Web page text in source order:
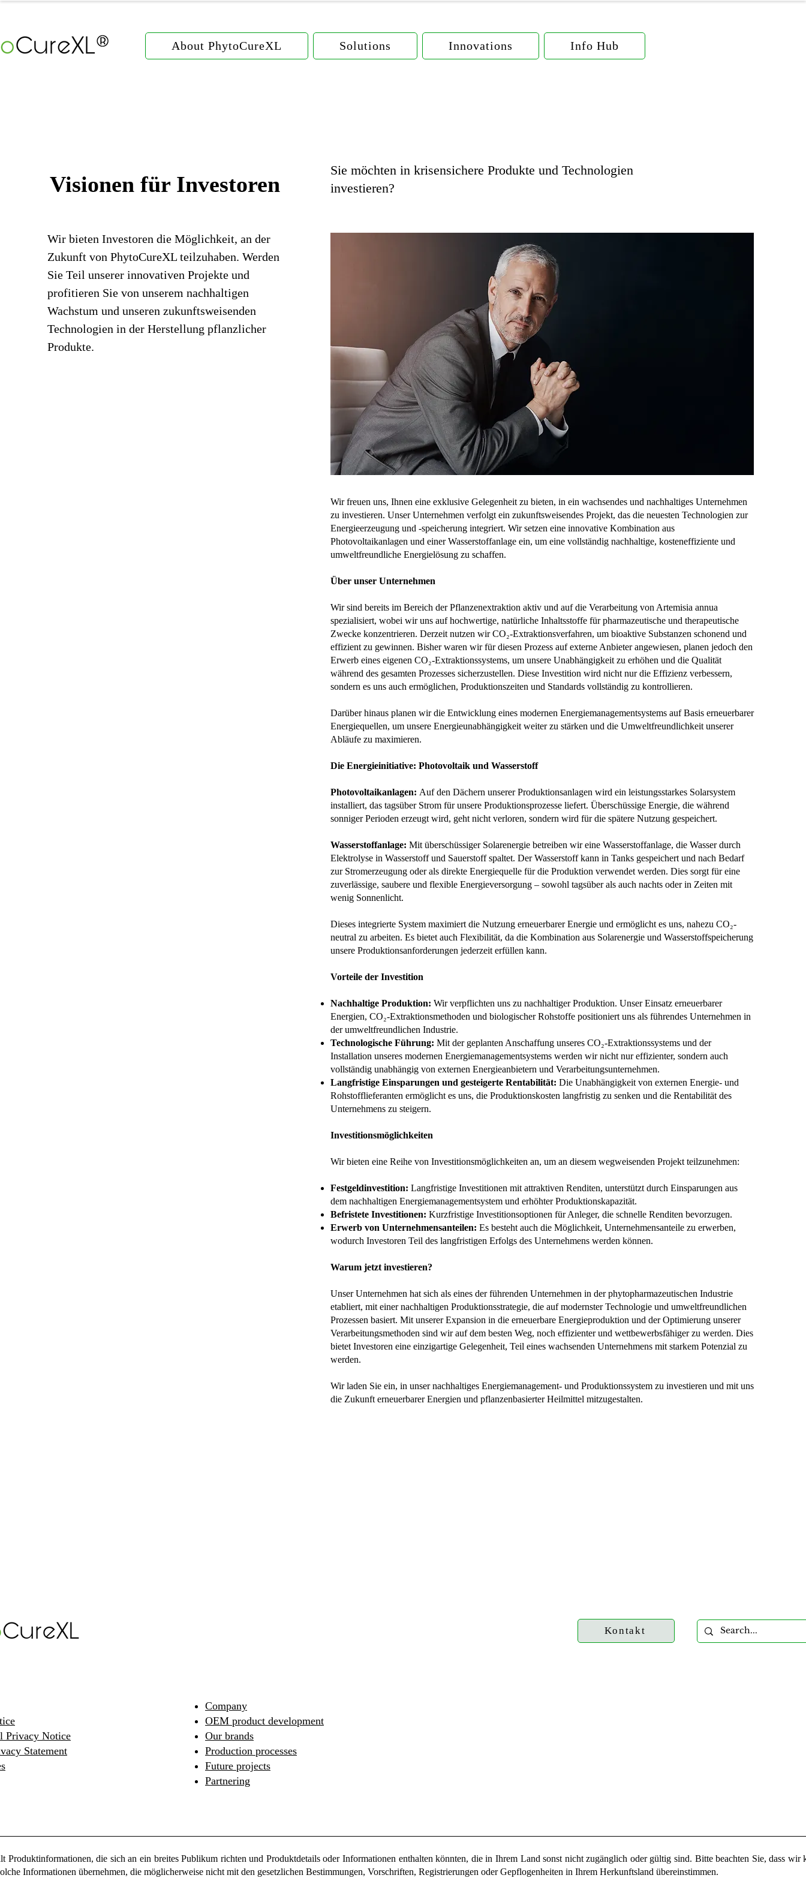
About PhytoCureXL Solutions Innovations Info Hub
Visionen für Investoren
Wir bieten Investoren die Möglichkeit, an der
Zukunft von PhytoCureXL teilzuhaben. Werden
Sie Teil unserer innovativen Projekte und
profitieren Sie von unserem nachhaltigen
Wachstum und unseren zukunftsweisenden
Technologien in der Herstellung pflanzlicher
Produkte.
Sie möchten in krisensichere Produkte und Technologien
investieren?
Wir freuen uns, Ihnen eine exklusive Gelegenheit zu bieten, in ein wachsendes und nachhaltiges Unternehmen
zu investieren. Unser Unternehmen verfolgt ein zukunftsweisendes Projekt, das die neuesten Technologien zur
Energieerzeugung und -speicherung integriert. Wir setzen eine innovative Kombination aus
Photovoltaikanlagen und einer Wasserstoffanlage ein, um eine vollständig nachhaltige, kosteneffiziente und
umweltfreundliche Energielösung zu schaffen.
Über unser Unternehmen
Wir sind bereits im Bereich der Pflanzenextraktion aktiv und auf die Verarbeitung von Artemisia annua
spezialisiert, wobei wir uns auf hochwertige, natürliche Inhaltsstoffe für pharmazeutische und therapeutische
Zwecke konzentrieren. Derzeit nutzen wir CO₂-Extraktionsverfahren, um bioaktive Substanzen schonend und
effizient zu gewinnen. Bisher waren wir für diesen Prozess auf externe Anbieter angewiesen, planen jedoch den
Erwerb eines eigenen CO₂-Extraktionssystems, um unsere Unabhängigkeit zu erhöhen und die Qualität
während des gesamten Prozesses sicherzustellen. Diese Investition wird nicht nur die Effizienz verbessern,
sondern es uns auch ermöglichen, Produktionszeiten und Standards vollständig zu kontrollieren.
Darüber hinaus planen wir die Entwicklung eines modernen Energiemanagementsystems auf Basis erneuerbarer
Energiequellen, um unsere Energieunabhängigkeit weiter zu stärken und die Umweltfreundlichkeit unserer
Abläufe zu maximieren.
Die Energieinitiative: Photovoltaik und Wasserstoff
Photovoltaikanlagen: Auf den Dächern unserer Produktionsanlagen wird ein leistungsstarkes Solarsystem
installiert, das tagsüber Strom für unsere Produktionsprozesse liefert. Überschüssige Energie, die während
sonniger Perioden erzeugt wird, geht nicht verloren, sondern wird für die spätere Nutzung gespeichert.
Wasserstoffanlage: Mit überschüssiger Solarenergie betreiben wir eine Wasserstoffanlage, die Wasser durch
Elektrolyse in Wasserstoff und Sauerstoff spaltet. Der Wasserstoff kann in Tanks gespeichert und nach Bedarf
zur Stromerzeugung oder als direkte Energiequelle für die Produktion verwendet werden. Dies sorgt für eine
zuverlässige, saubere und flexible Energieversorgung – sowohl tagsüber als auch nachts oder in Zeiten mit
wenig Sonnenlicht.
Dieses integrierte System maximiert die Nutzung erneuerbarer Energie und ermöglicht es uns, nahezu CO₂-
neutral zu arbeiten. Es bietet auch Flexibilität, da die Kombination aus Solarenergie und Wasserstoffspeicherung
unsere Produktionsanforderungen jederzeit erfüllen kann.
Vorteile der Investition
Nachhaltige Produktion: Wir verpflichten uns zu nachhaltiger Produktion. Unser Einsatz erneuerbarer
Energien, CO₂-Extraktionsmethoden und biologischer Rohstoffe positioniert uns als führendes Unternehmen in
der umweltfreundlichen Industrie.
Technologische Führung: Mit der geplanten Anschaffung unseres CO₂-Extraktionssystems und der
Installation unseres modernen Energiemanagementsystems werden wir nicht nur effizienter, sondern auch
vollständig unabhängig von externen Energieanbietern und Verarbeitungsunternehmen.
Langfristige Einsparungen und gesteigerte Rentabilität: Die Unabhängigkeit von externen Energie- und
Rohstofflieferanten ermöglicht es uns, die Produktionskosten langfristig zu senken und die Rentabilität des
Unternehmens zu steigern.
Investitionsmöglichkeiten
Wir bieten eine Reihe von Investitionsmöglichkeiten an, um an diesem wegweisenden Projekt teilzunehmen:
Festgeldinvestition: Langfristige Investitionen mit attraktiven Renditen, unterstützt durch Einsparungen aus
dem nachhaltigen Energiemanagementsystem und erhöhter Produktionskapazität.
Befristete Investitionen: Kurzfristige Investitionsoptionen für Anleger, die schnelle Renditen bevorzugen.
Erwerb von Unternehmensanteilen: Es besteht auch die Möglichkeit, Unternehmensanteile zu erwerben,
wodurch Investoren Teil des langfristigen Erfolgs des Unternehmens werden können.
Warum jetzt investieren?
Unser Unternehmen hat sich als eines der führenden Unternehmen in der phytopharmazeutischen Industrie
etabliert, mit einer nachhaltigen Produktionsstrategie, die auf modernster Technologie und umweltfreundlichen
Prozessen basiert. Mit unserer Expansion in die erneuerbare Energieproduktion und der Optimierung unserer
Verarbeitungsmethoden sind wir auf dem besten Weg, noch effizienter und wettbewerbsfähiger zu werden. Dies
bietet Investoren eine einzigartige Gelegenheit, Teil eines wachsenden Unternehmens mit starkem Potenzial zu
werden.
Wir laden Sie ein, in unser nachhaltiges Energiemanagement- und Produktionssystem zu investieren und mit uns
die Zukunft erneuerbarer Energien und pflanzenbasierter Heilmittel mitzugestalten.
Kontakt
Privacy Notice
Statement
Company
OEM product development
Our brands
Production processes
Future projects
Partnering
Produktinformationen, die sich an ein breites Publikum richten und Produktdetails oder Informationen enthalten könnten, die in Ihrem Land sonst nicht zugänglich oder gültig sind. Bitte beachten Sie, dass wir
Informationen übernehmen, die möglicherweise nicht mit den gesetzlichen Bestimmungen, Vorschriften, Registrierungen oder Gepflogenheiten in Ihrem Herkunftsland übereinstimmen.